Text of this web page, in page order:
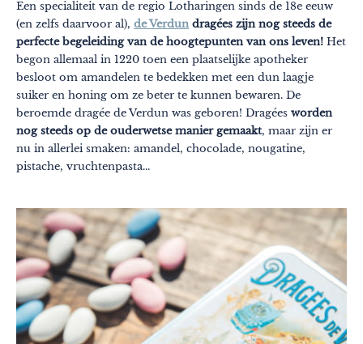
Een specialiteit van de regio Lotharingen sinds de 18e eeuw
(en zelfs daarvoor al), de Verdun dragées zijn nog steeds de
perfecte begeleiding van de hoogtepunten van ons leven! Het
begon allemaal in 1220 toen een plaatselijke apotheker
besloot om amandelen te bedekken met een dun laagje
suiker en honing om ze beter te kunnen bewaren. De
beroemde dragée de Verdun was geboren! Dragées worden
nog steeds op de ouderwetse manier gemaakt, maar zijn er
nu in allerlei smaken: amandel, chocolade, nougatine,
pistache, vruchtenpasta...